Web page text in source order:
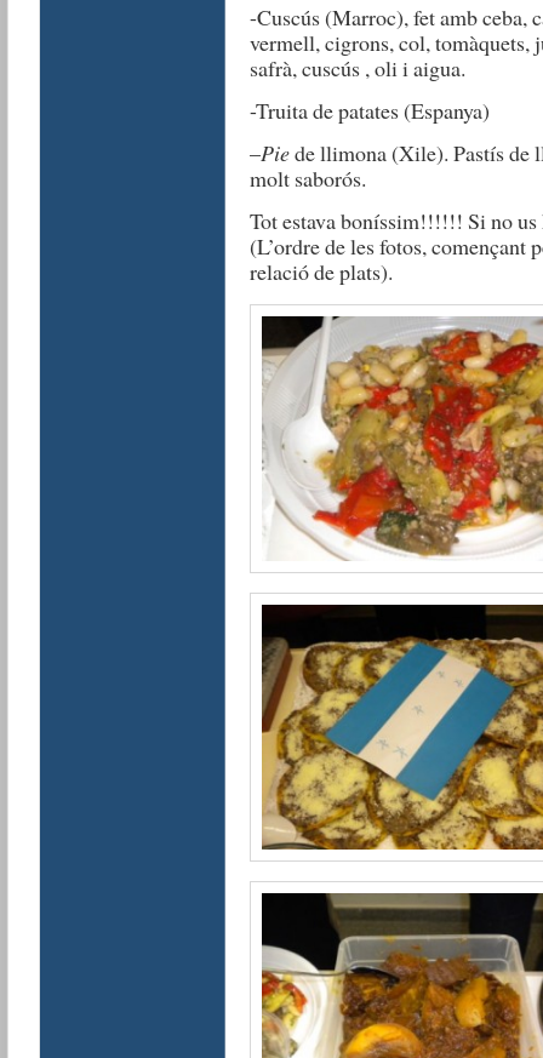
-Cuscús (Marroc), fet amb ceba,
vermell, cigrons, col, tomàquets,
safrà, cuscús , oli i aigua.
-Truita de patates (Espanya)
–Piede llimona (Xile). Pastís de
molt saborós.
Tot estava boníssim!!!!!! Si no
(L’ordre de les fotos, començant
relació de plats).